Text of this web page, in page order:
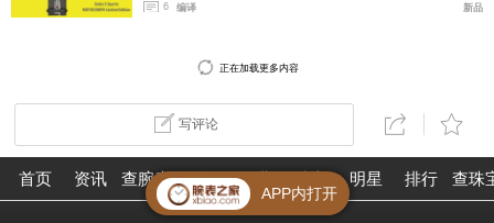
6 编译 新品
正在加载更多内容
写评论
首页 资讯 查腕表 论坛 作业 明星 排行 查珠
APP内打开